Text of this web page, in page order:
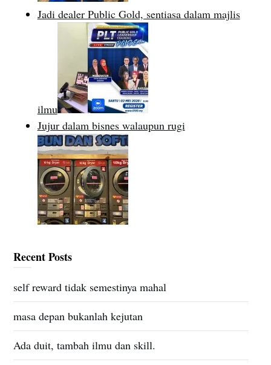
Jadi dealer Public Gold, sentiasa dalam majlis
ilmu
Jujur dalam bisnes walaupun rugi
Recent Posts
self reward tidak semestinya mahal
masa depan bukanlah kejutan
Ada duit, tambah ilmu dan skill.